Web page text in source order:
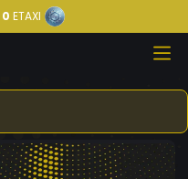
0 ETAXI